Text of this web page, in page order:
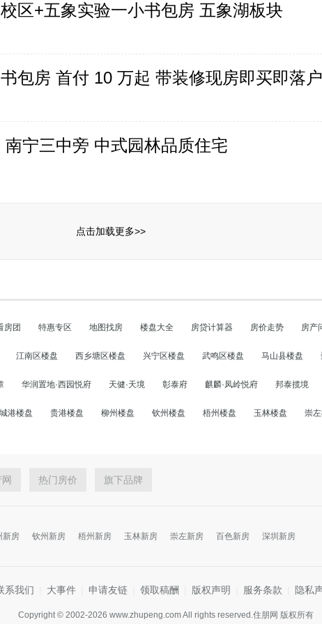
区+五象实验一小书包房 五象湖板块
包房 首付 10 万起 带装修现房即买即落户
宁三中旁 中式园林品质住宅
点击加载更多>>
房团 特惠专区 地图找房 楼盘大全 房贷计算器 房价走势 房产
江南区楼盘 西乡塘区楼盘 兴宁区楼盘 武鸣区楼盘 马山县楼盘
华润置地·西园悦府 天健·天境 彰泰府 麒麟·凤岭悦府 邦泰揽境
港楼盘 贵港楼盘 柳州楼盘 钦州楼盘 梧州楼盘 玉林楼盘 崇
热门房价 旗下品牌
新房 钦州新房 梧州新房 玉林新房 崇左新房 百色新房 深圳新房
系我们 大事件 申请友链 领取稿酬 版权声明 服务条款 隐私
Copyright © 2002-2026 www.zhupeng.com All rights reserved.住朋网 版权所有